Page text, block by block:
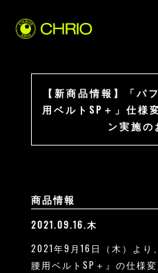
【新商品情報】「パ
用ベルトSP＋」仕様
ン実施の
商品情報
2021.09.16.木
2021年9月16日（木）よ
腰用ベルトSP＋』の仕様